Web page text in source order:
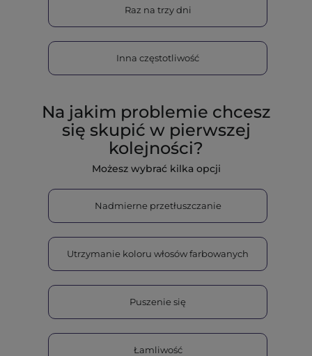
Raz na trzy dni
Inna częstotliwość
Na jakim problemie chcesz
się skupić w pierwszej
kolejności?
Możesz wybrać kilka opcji
Nadmierne przetłuszczanie
Utrzymanie koloru włosów farbowanych
Puszenie się
Łamliwość